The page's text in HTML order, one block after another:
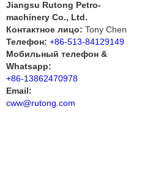
Jiangsu Rutong Petro-
machinery Co., Ltd.
Контактное лицо: Tony Chen
Телефон: +86-513-84129149
Мобильный телефон &
Whatsapp:
+86-13862470978
Email:
cww@rutong.com